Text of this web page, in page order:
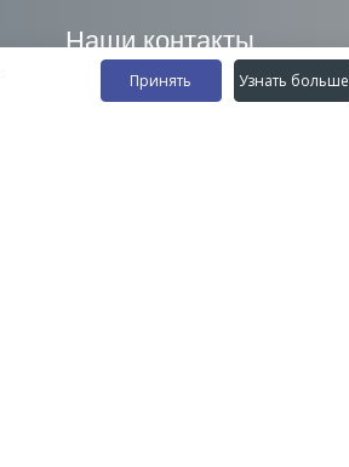
Наши контакты
8-800-555-35-15
Принять Узнать больше